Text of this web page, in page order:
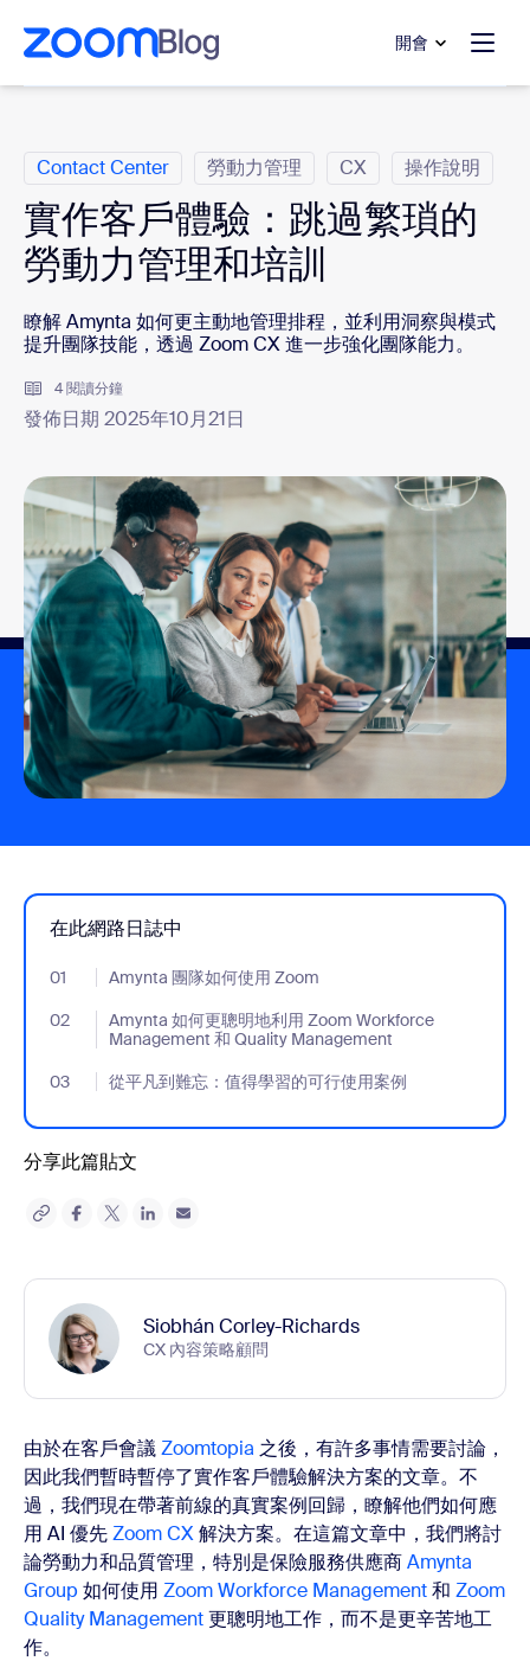
至主要內容
至協助聊天
開會
Contact Center 勞動力管理 CX 操作說明
實作客戶體驗：跳過繁瑣的
勞動力管理和培訓
瞭解 Amynta 如何更主動地管理排程，並利用洞察與模式
提升團隊技能，透過 Zoom CX 進一步強化團隊能力。
4 閱讀分鐘
發佈日期 2025年10月21日
在此網路日誌中
01 Amynta 團隊如何使用 Zoom
- Jumplink to Amynta 團隊如何使用 Zoom
02
Amynta 如何更聰明地利用 Zoom Workforce
Management 和 Quality Management
- Jumplink to Amynta 如何更聰明地利用 Zoom Workforce
03 從平凡到難忘：值得學習的可行使用案例
- Jumplink to 從平凡到難忘：值得學習的可行使用案例
分享此篇貼文
Siobhán Corley-Richards
CX 內容策略顧問
由於在客戶會議Zoomtopia 之後，有許多事情需要討論，
因此我們暫時暫停了實作客戶體驗解決方案的文章。不
過，我們現在帶著前線的真實案例回歸，瞭解他們如何應
用 AI 優先Zoom CX解決方案。 在這篇文章中，我們將討
論勞動力和品質管理，特別是保險服務供應商Amynta
Group 如何使用 Zoom Workforce Management和 Zoom
Quality Management更聰明地工作，而不是更辛苦地工
作。